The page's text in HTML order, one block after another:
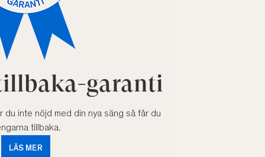
garanti
du inte nöjd med din nya säng så får du
tillbaka.
LÄS MER